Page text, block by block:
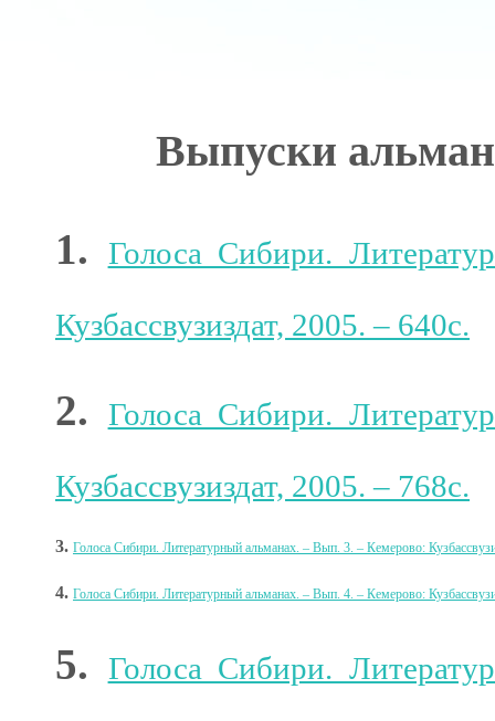
Выпуски
1. Голоса Сибири.
Кузбассвузиздат, 2005. – 640с.
2. Голоса Сибири.
Кузбассвузиздат, 2005. – 768с.
3. Голоса Сибири. Литературный альманах. – Вып. 3. – Кемерово:
4. Голоса Сибири. Литературный альманах. – Вып. 4. – Кемерово:
5. Голоса Сибири.